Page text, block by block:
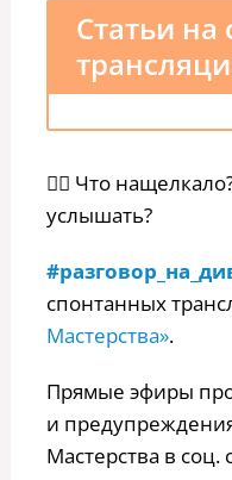
Статьи на
👉🏻 Что
услышать?
спонтанных
Мастерства».
Прямые эфиры
и
Мастерства в соц.